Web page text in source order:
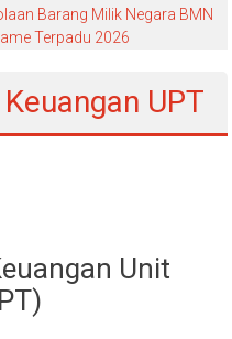
Barang Milik Negara BMN
Terpadu 2026
UPT
Unit